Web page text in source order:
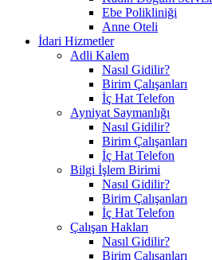
Ebe Polikliniği
Anne Oteli
İdari Hizmetler
Adli Kalem
Nasıl Gidilir?
Birim Çalışanları
İç Hat Telefon
Ayniyat Saymanlığı
Nasıl Gidilir?
Birim Çalışanları
İç Hat Telefon
Bilgi İşlem Birimi
Nasıl Gidilir?
Birim Çalışanları
İç Hat Telefon
Çalışan Hakları
Nasıl Gidilir?
Birim Çalışanları